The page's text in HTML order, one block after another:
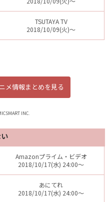
TSUTAYA TV
2018/10/09(火)～
メ情報まとめを見る
INC.
Amazonプライム・ビデオ
2018/10/17(水) 24:00～
あにてれ
2018/10/17(水) 24:00～